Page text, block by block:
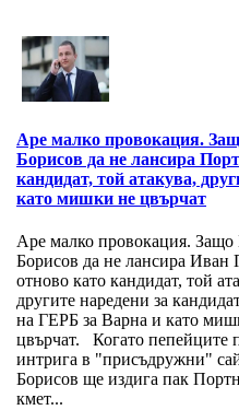
Аре малко провокация.
Борисов да не лансира
кандидат, той атакува,
като мишки не цвърчат
Аре малко провокация. Защо
Борисов да не лансира Иван
отново като кандидат, той
другите наредени за
на ГЕРБ за Варна и като
цвърчат. Когато пепейците
интрига в "присъдружни"
Борисов ще издига пак
кмет...